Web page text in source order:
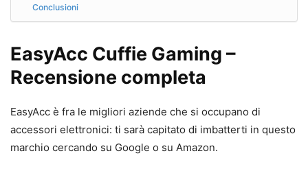
Conclusioni
EasyAcc Cuffie Gaming –
Recensione completa
EasyAcc è fra le migliori aziende che si occupano di
accessori elettronici: ti sarà capitato di imbatterti in questo
marchio cercando su Google o su Amazon.